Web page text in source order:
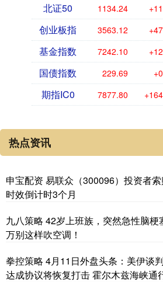
北证50 1134.24
创业板指 3563.12
基金指数 7242.10
国债指数 229.69
期指IC0 7877.80
热点资讯
申宝配资 易联众（300096）投资者
时效倒计时3个月
九八策略 42岁上班族，突然急性脑
万别这样吹空调！
拳控策略 4月11日外盘头条：美伊谈
达成协议将恢复打击 霍尔木兹海峡通